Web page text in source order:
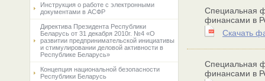
Инструкция о работе с электронными
документами в АСФР
Директива Президента Республики
Беларусь от 31 декабря 2010г. №4 «О
развитии предпринимательской инициативы
и стимулировании деловой активности в
Республике Беларусь»
Концепция национальной безопасности
Республики Беларусь
Специальная
финансами в
Скачать
Специальная
финансами в